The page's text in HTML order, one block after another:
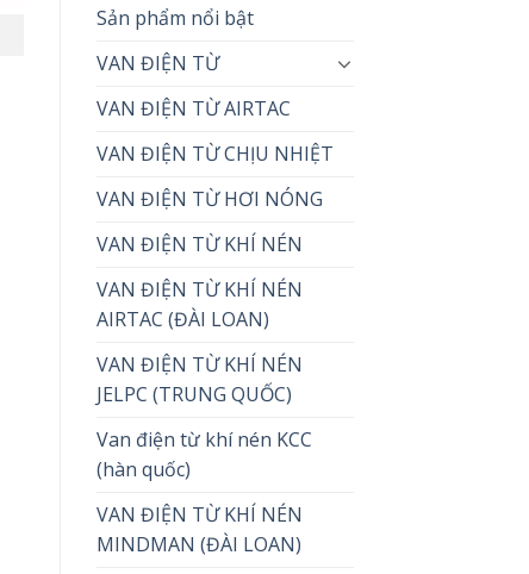
Sản phẩm nổi bật
VAN ĐIỆN TỪ
VAN ĐIỆN TỪ AIRTAC
VAN ĐIỆN TỪ CHỊU NHIỆT
VAN ĐIỆN TỪ HƠI NÓNG
VAN ĐIỆN TỪ KHÍ NÉN
VAN ĐIỆN TỪ KHÍ NÉN
AIRTAC (ĐÀI LOAN)
VAN ĐIỆN TỪ KHÍ NÉN
JELPC (TRUNG QUỐC)
Van điện từ khí nén KCC
(hàn quốc)
VAN ĐIỆN TỪ KHÍ NÉN
MINDMAN (ĐÀI LOAN)